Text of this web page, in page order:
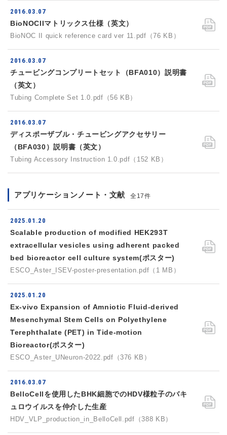
2016.03.07
BioNOCIIマトリックス仕様（英文）
BioNOC II quick reference card ver 11.pdf（76 KB）
2016.03.07
チュービングコンプリートセット（BFA010）説明書
（英文）
Tubing Complete Set 1.0.pdf（56 KB）
2016.03.07
ディスポーザブル・チュービングアクセサリー
（BFA030）説明書（英文）
Tubing Accessory Instruction 1.0.pdf（152 KB）
アプリケーションノート・文献 全17件
2025.01.20
Scalable production of modified HEK293T
extracellular vesicles using adherent packed
bed bioreactor cell culture system(ポスター)
ESCO_Aster_ISEV-poster-presentation.pdf（1 MB）
2025.01.20
Ex-vivo Expansion of Amniotic Fluid-derived
Mesenchymal Stem Cells on Polyethylene
Terephthalate (PET) in Tide-motion
Bioreactor(ポスター)
ESCO_Aster_UNeuron-2022.pdf（376 KB）
2016.03.07
BelloCellを使用したBHK細胞でのHDV様粒子のバキ
ュロウイルスを仲介した生産
HDV_VLP_production_in_BelloCell.pdf（388 KB）